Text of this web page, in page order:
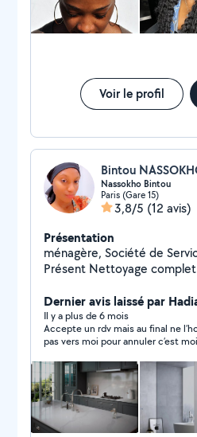
Voir le profil
Bintou
Nassokho Bintou
Paris (Gare 15)
3,8/5 (12 avis)
Présentation
ménagère, Société de
Présent Nettoyage
vitres, des sanitaires, la
Assistance aux clients dans
quotidienne, y compris la
préparation des repas
alimentaires des clients.
de vie sûr et propre pour
handicapés, en tenant
besoins. Gestion de
tri à la remise en place
Dernier avis laissé par
Il y a plus de 6 mois
Accepte un rdv mais au final ne
pas vers moi pour annuler c’est
déconseille. Manque de